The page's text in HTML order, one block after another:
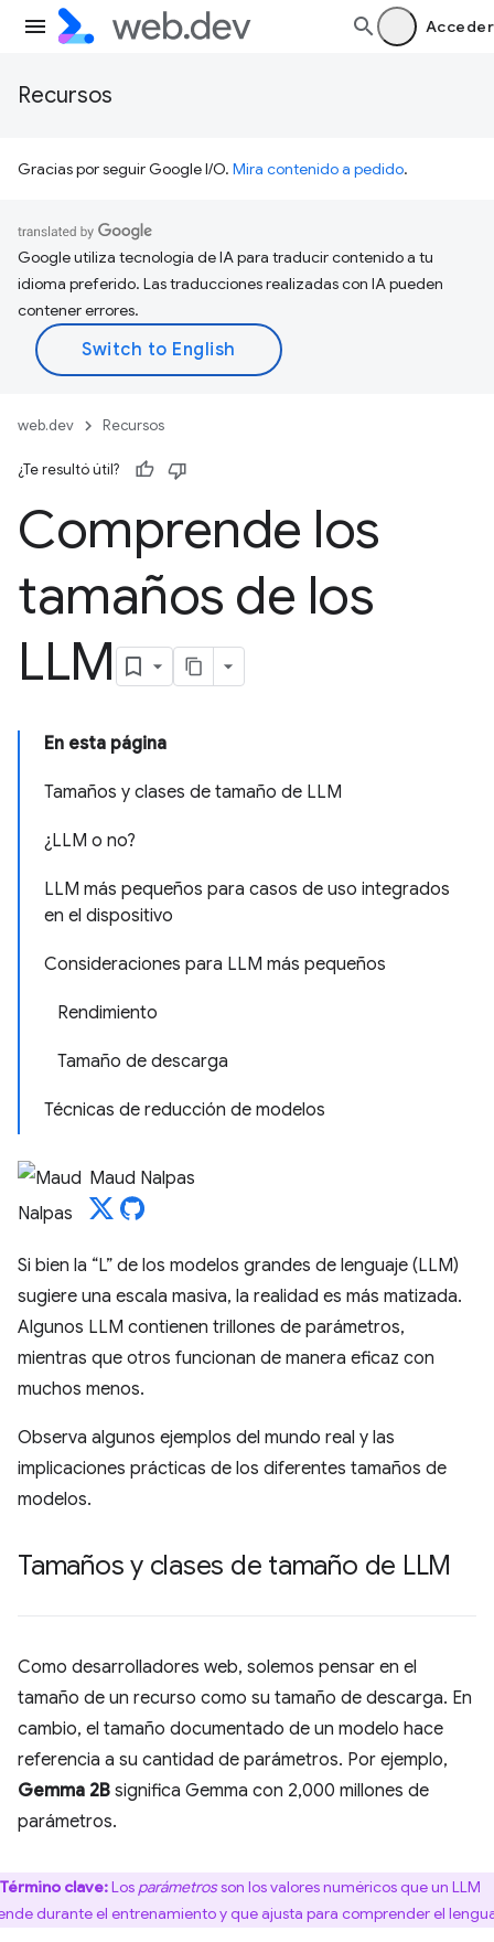
Acceder
Recursos
Gracias por seguir Google I/O. Mira contenido a pedido.
Google utiliza tecnología de IA para traducir contenido a tu
idioma preferido. Las traducciones realizadas con IA pueden
contener errores.
web.dev Recursos
¿Te resultó útil?
Comprende los
tamaños de los
LLM
En esta página
Tamaños y clases de tamaño de LLM
¿LLM o no?
LLM más pequeños para casos de uso integrados
en el dispositivo
Consideraciones para LLM más pequeños
Rendimiento
Tamaño de descarga
Técnicas de reducción de modelos
Maud Nalpas
Si bien la “L” de los modelos grandes de lenguaje (LLM)
sugiere una escala masiva, la realidad es más matizada.
Algunos LLM contienen trillones de parámetros,
mientras que otros funcionan de manera eficaz con
muchos menos.
Observa algunos ejemplos del mundo real y las
implicaciones prácticas de los diferentes tamaños de
modelos.
Tamaños y clases de tamaño de LLM
Como desarrolladores web, solemos pensar en el
tamaño de un recurso como su tamaño de descarga. En
cambio, el tamaño documentado de un modelo hace
referencia a su cantidad de parámetros. Por ejemplo,
Gemma 2B significa Gemma con 2,000 millones de
parámetros.
Término clave:Los parámetrosson los valores numéricos que un LLM
durante el entrenamiento y que ajusta para comprender el